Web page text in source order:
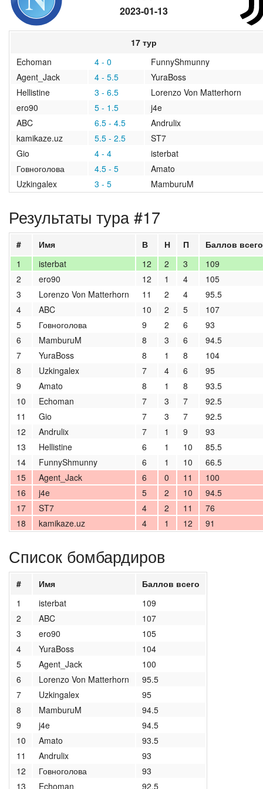
2018/2019
2017/2018
2013/2014
архив новостей
2023-01-13
17 тур
Echoman
4 - 0
FunnyShmunny
Agent_Jack
4 - 5.5
YuraBoss
Hellistine
3 - 6.5
Lorenzo Von Matterhorn
ero90
5 - 1.5
j4e
ABC
6.5 - 4.5
Andrulix
kamikaze.uz
5.5 - 2.5
ST7
Gio
4 - 4
isterbat
Говноголова
4.5 - 5
Amato
Uzkingalex
3 - 5 MamburuM
Результаты тура #17
# Имя В Н П
Баллов всего
1
isterbat 12 2 3
109
2
ero90 12 1 4
105
3
Lorenzo Von Matterhorn 11 2 4
95.5
4
ABC 10 2 5
107
5
Говноголова 9 2 6
93
6
MamburuM 8 3 6
94.5
7
YuraBoss 8 1 8
104
8
Uzkingalex 7 4 6
95
9
Amato 8 1 8
93.5
10
Echoman 7 3 7
92.5
11
Gio 7 3 7
92.5
12
Andrulix 7 1 9
93
13
Hellistine 6 1 10
85.5
14
FunnyShmunny 6 1 10
66.5
15
Agent_Jack 6 0 11
100
16
j4e 5 2 10
94.5
17
ST7 4 2 11
76
18
kamikaze.uz 4 1 12 91
Список бомбардиров
# Имя
Баллов всего
1
isterbat
109
2
ABC
107
3
ero90
105
4
YuraBoss
104
5
Agent_Jack
100
6
Lorenzo Von Matterhorn
95.5
7
Uzkingalex
95
8
MamburuM
94.5
9
j4e
94.5
10
Amato
93.5
11
Andrulix
93
12
Говноголова
93
13
Echoman 92.5